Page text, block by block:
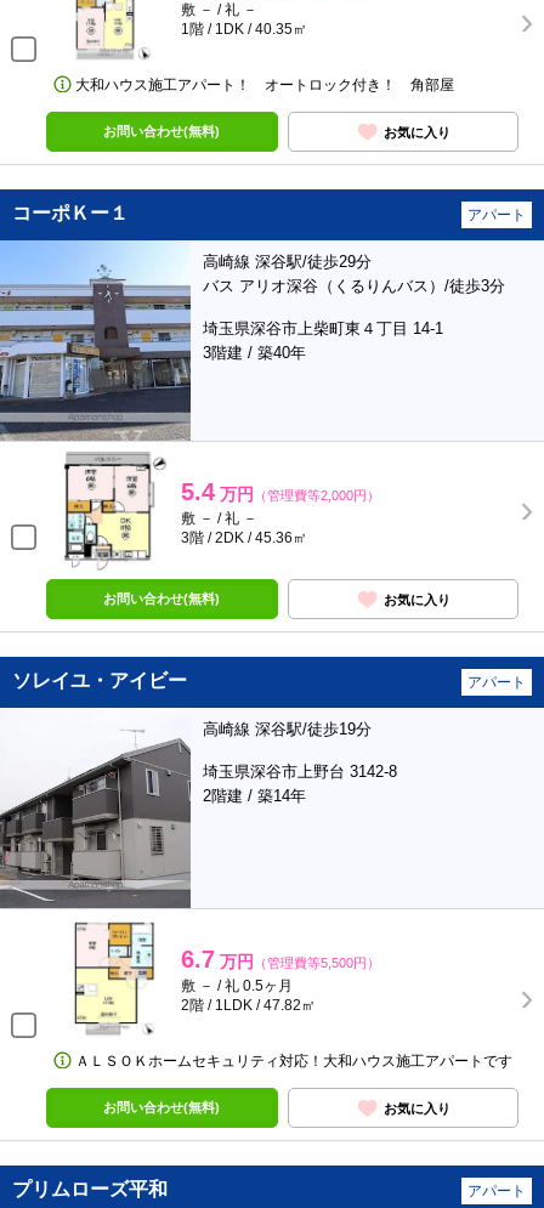
敷 － / 礼 －
1階 / 1DK / 40.35㎡
大和ハウス施工アパート！ オートロック付き！ 角部屋
お問い合わせ(無料) お気に入り
コーポＫー１ アパート
高崎線 深谷駅/徒歩29分
バス アリオ深谷（くるりんバス）/徒歩3分
埼玉県深谷市上柴町東４丁目 14-1
3階建 / 築40年
5.4 万円 （管理費等2,000円）
敷 － / 礼 －
3階 / 2DK / 45.36㎡
お問い合わせ(無料) お気に入り
ソレイユ・アイビー アパート
高崎線 深谷駅/徒歩19分
埼玉県深谷市上野台 3142-8
2階建 / 築14年
6.7 万円 （管理費等5,500円）
敷 － / 礼 0.5ヶ月
2階 / 1LDK / 47.82㎡
ＡＬＳＯＫホームセキュリティ対応！大和ハウス施工アパートです
お問い合わせ(無料) お気に入り
プリムローズ平和 アパート